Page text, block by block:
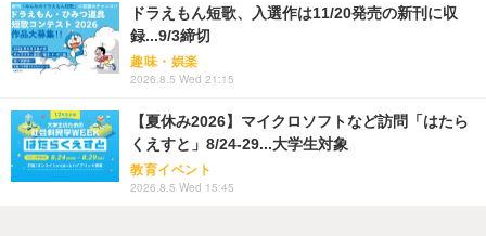
ドラえもん短歌、入選作は11/20発売の新刊に収
録...9/3締切
趣味・娯楽
2026.8.5 Wed 21:15
【夏休み2026】マイクロソフトなど訪問「はたら
くえすと」8/24-29...大学生対象
教育イベント
2026.8.5 Wed 15:45